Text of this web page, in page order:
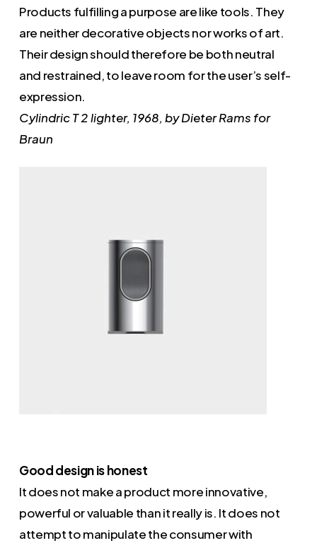
Products fulfilling a purpose are like tools. They
are neither decorative objects nor works of art.
Their design should therefore be both neutral
and restrained, to leave room for the user’s self-
expression.
Cylindric T 2 lighter, 1968, by Dieter Rams for
Braun
Good design is honest
It does not make a product more innovative,
powerful or valuable than it really is. It does not
attempt to manipulate the consumer with